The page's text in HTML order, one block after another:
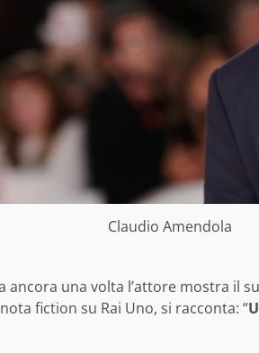
Claudio Amendola
ancora una volta l’attore mostra il
fiction su Rai Uno, si racconta: “